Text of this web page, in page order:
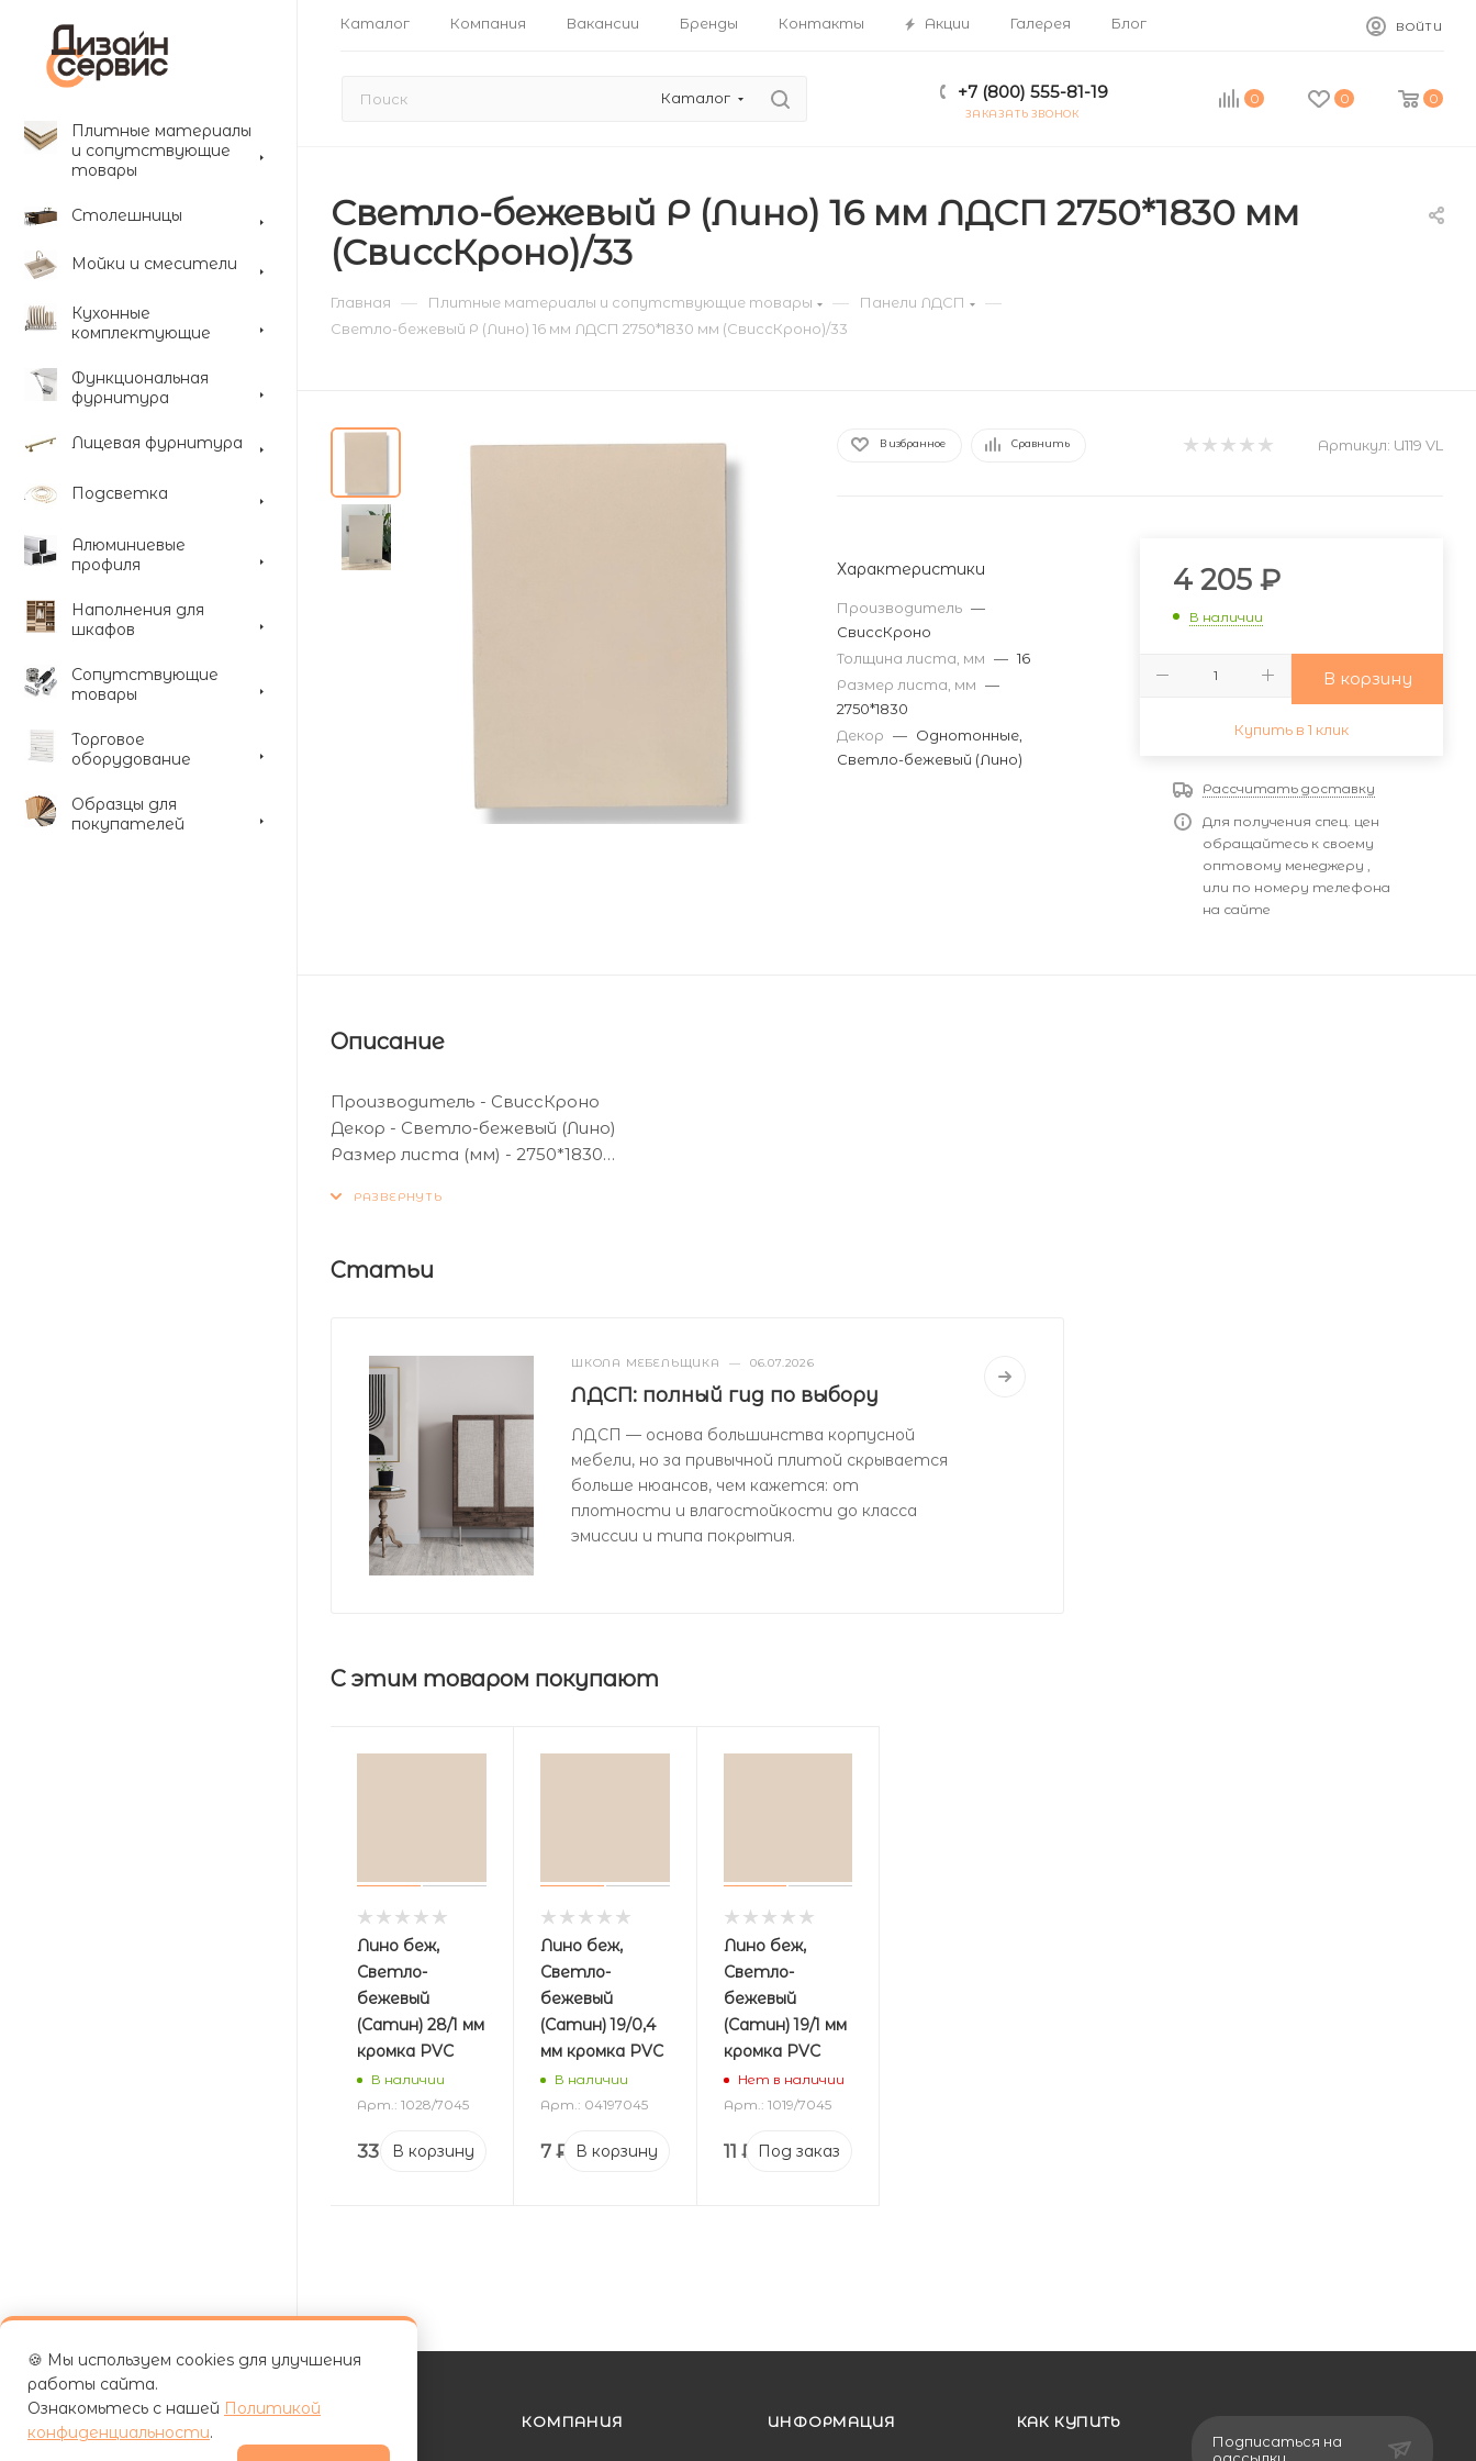
Каталог Компания Вакансии Бренды Контакты Акции Галерея Блог ВОЙТИ
Каталог +7 (800) 555-81-19
ЗАКАЗАТЬ ЗВОНОК
0 0 0
Плитные материалы
и сопутствующие
товары
Столешницы
Мойки и смесители
Кухонные
комплектующие
Функциональная
фурнитура
Лицевая фурнитура
Подсветка
Алюминиевые
профиля
Наполнения для
шкафов
Сопутствующие
товары
Торговое
оборудование
Образцы для
покупателей
Светло-бежевый Р (Лино) 16 мм ЛДСП 2750*1830 мм
(СвиссКроно)/33
Главная — Плитные материалы и сопутствующие товары — Панели ЛДСП —
Светло-бежевый Р (Лино) 16 мм ЛДСП 2750*1830 мм (СвиссКроно)/33
В избранное Сравнить Артикул: U119 VL
Характеристики
Производитель —
СвиссКроно
Толщина листа, мм — 16
Размер листа, мм —
2750*1830
Декор — Однотонные,
Светло-бежевый (Лино)
4 205 ₽
В наличии
В корзину
Купить в 1 клик
Рассчитать доставку
Для получения спец. цен
обращайтесь к своему
оптовому менеджеру ,
или по номеру телефона
на сайте
Описание
Производитель - СвиссКроно
Декор - Светло-бежевый (Лино)
Размер листа (мм) - 2750*1830
Статьи
ШКОЛА МЕБЕЛЬЩИКА — 06.07.2026
ЛДСП: полный гид по выбору
ЛДСП — основа большинства корпусной
мебели, но за привычной плитой скрывается
больше нюансов, чем кажется: от
плотности и влагостойкости до класса
эмиссии и типа покрытия.
С этим товаром покупают
Лино беж,
Светло-
бежевый
(Сатин) 28/1 мм
кромка PVC
В наличии
Арт.: 1028/7045
33 ₽В корзину
Лино беж,
Светло-
бежевый
(Сатин) 19/0,4
мм кромка PVC
В наличии
Арт.: 04197045
7₽ В корзину
Лино беж,
Светло-
бежевый
(Сатин) 19/1 мм
кромка PVC
Нет в наличии
Арт.: 1019/7045
11 ₽ Под заказ
КОМПАНИЯ ИНФОРМАЦИЯ КАК КУПИТЬ
Подписаться на
🍪 Мы используем cookies для улучшения
работы сайта.
Ознакомьтесь с нашей Политикой
конфиденциальности.